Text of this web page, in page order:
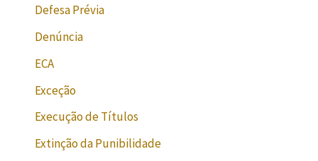
Defesa Prévia
Denúncia
ECA
Exceção
Execução de Títulos
Extinção da Punibilidade